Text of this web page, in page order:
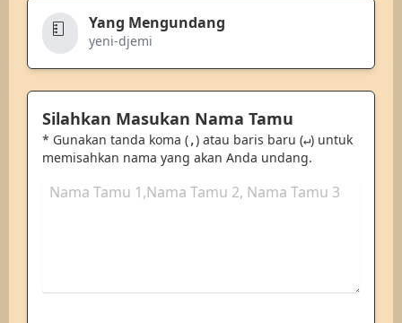
Yang Mengundang
yeni-djemi
Silahkan Masukan Nama Tamu
* Gunakan tanda koma (,) atau baris baru (↵) untuk
memisahkan nama yang akan Anda undang.